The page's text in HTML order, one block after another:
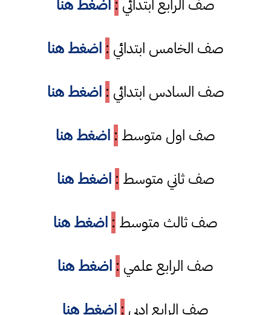
صف الرابع ابتدائي : اضغط هنا
صف الخامس ابتدائي : اضغط هنا
صف السادس ابتدائي : اضغط هنا
صف اول متوسط : اضغط هنا
صف ثاني متوسط : اضغط هنا
صف ثالث متوسط : اضغط هنا
صف الرابع علمي : اضغط هنا
صف الرابع ادبي : اضغط هنا